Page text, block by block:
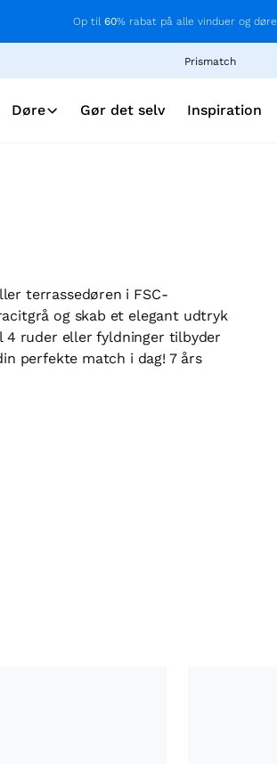
Op til 60% rabat på alle vinduer og døre
Prismatch
Døre Gør det selv Inspiration
terrassedøren i FSC-
og skab et elegant udtryk
4 ruder eller fyldninger tilbyder
perfekte match i dag! 7 års